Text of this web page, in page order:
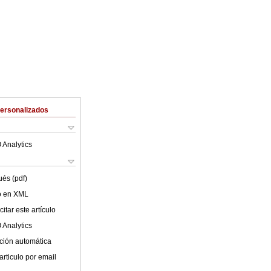
Analytics
(pdf)
en XML
este artículo
Analytics
automática
por email